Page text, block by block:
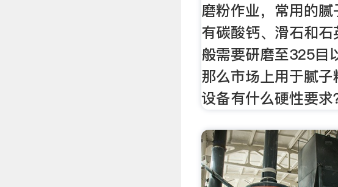
磨粉作业，常用的腻
有碳酸钙、滑石和石
般需要研磨至325目
那么市场上用于腻子
设备有什么硬性要求